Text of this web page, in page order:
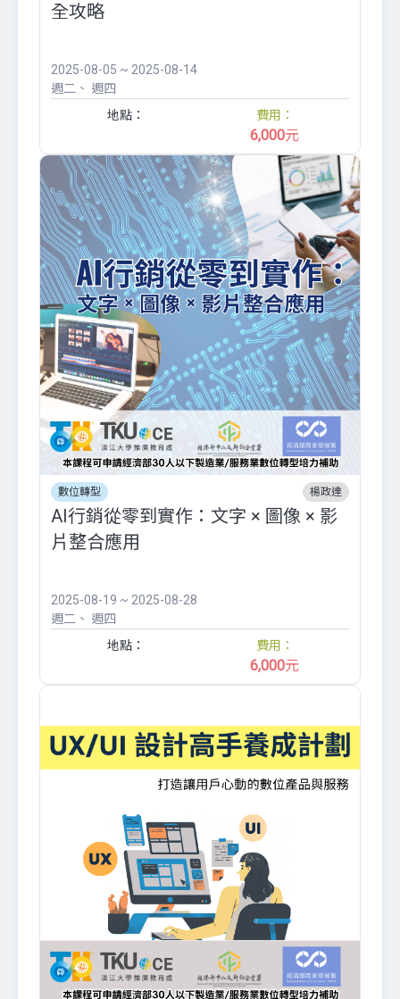
全攻略
2025-08-05 ~ 2025-08-14
週二
週四
地點：
費用：
6,000元
數位轉型 楊政達
AI行銷從零到實作：文字 × 圖像 × 影
片整合應用
2025-08-19 ~ 2025-08-28
週二
週四
地點：
費用：
6,000元